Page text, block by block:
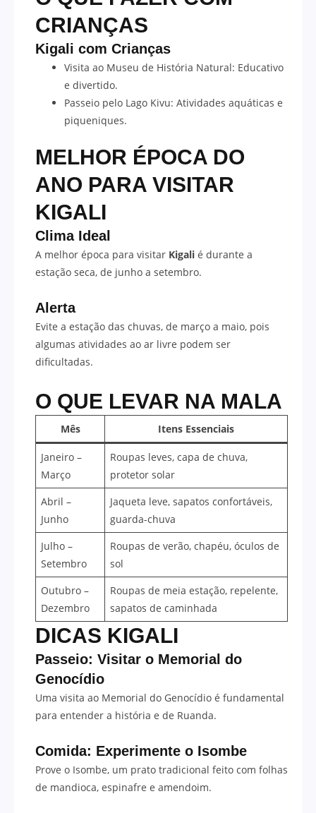
CRIANÇAS
Kigali com Crianças
Visita ao Museu de História Natural: Educativo
e divertido.
Passeio pelo Lago Kivu: Atividades aquáticas e
piqueniques.
MELHOR ÉPOCA DO
ANO PARA VISITAR
KIGALI
Clima Ideal
A melhor época para visitar Kigali é durante a
estação seca, de junho a setembro.
Alerta
Evite a estação das chuvas, de março a maio, pois
algumas atividades ao ar livre podem ser
dificultadas.
O QUE LEVAR NA MALA
Mês Itens Essenciais
Janeiro –
Março
Roupas leves, capa de chuva,
protetor solar
Abril –
Junho
Jaqueta leve, sapatos confortáveis,
guarda-chuva
Julho –
Setembro
Roupas de verão, chapéu, óculos de
sol
Outubro –
Dezembro
Roupas de meia estação, repelente,
sapatos de caminhada
DICAS KIGALI
Passeio: Visitar o Memorial do
Genocídio
Uma visita ao Memorial do Genocídio é fundamental
para entender a história e de Ruanda.
Comida: Experimente o Isombe
Prove o Isombe, um prato tradicional feito com folhas
de mandioca, espinafre e amendoim.